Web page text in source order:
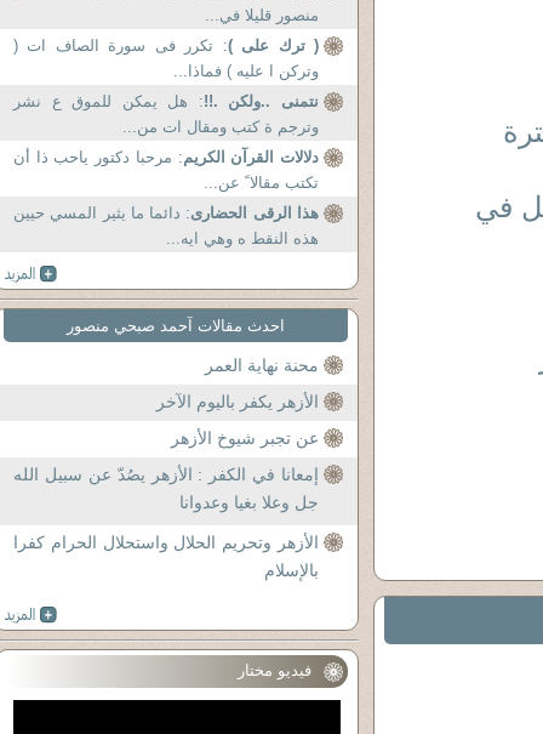
فترة
) حق الطفل في
منصور قليلا في...
( ترك على ): تكرر فى سورة الصاف ات (
وتركن ا عليه ) فماذا...
نتمنى ..ولكن .!!: هل يمكن للموق ع نشر
وترجم ة كتب ومقال ات من...
دلالات القرآن الكريم: مرحبا دكتور یاحب ذا أن
تكتب مقالا ً عن...
هذا الرقى الحضارى: دائما ما يثير المسي حيين
هذه النقط ه وهي ايه...
احدث مقالات آحمد صبحي منصور
محنة نهاية العمر
الأزهر يكفر باليوم الآخر
عن تجبر شيوخ الأزهر
إمعانا في الكفر : الأزهر يصُدّ عن سبيل الله
جل وعلا بغيا وعدوانا
الأزهر وتحريم الحلال واستحلال الحرام كفرا
بالإسلام
فيديو مختار